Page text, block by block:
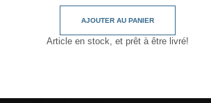
AJOUTER AU PANIER
Article en stock, et prêt à être livré!